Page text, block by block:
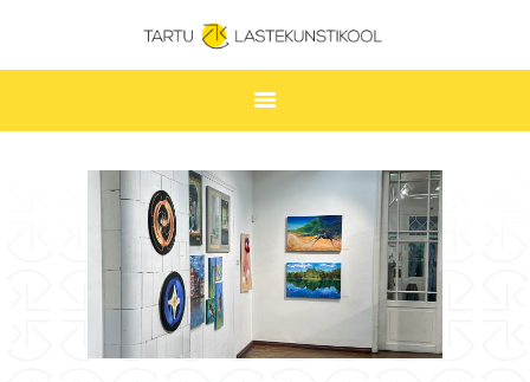
TARTU LASTEKUNSTIKOOL
ESILEHT
UUDISED
ÕPPIMINE
TUNNIPLAAN
LASTEKUNSTIKOOL